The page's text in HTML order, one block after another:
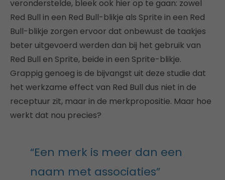
veronderstelde, bleek ook hier op te gaan: zowel
Red Bull in een Red Bull-blikje als Sprite in een Red
Bull-blikje zorgen ervoor dat onbewust de taakjes
beter uitgevoerd werden dan bij het gebruik van
Red Bull en Sprite, beide in een Sprite-blikje.
Grappig genoeg is de bijvangst uit deze studie dat
het werkzame effect van Red Bull dus niet in de
receptuur zit, maar in de merkpropositie. Maar hoe
werkt dat nou precies?
“Een merk is meer dan een
naam met associaties”